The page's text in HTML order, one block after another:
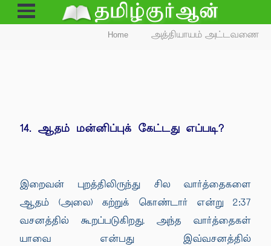
Open
Menu
Home அத்தியாயம் அட்டவணை
14. ஆதம் மன்னிப்புக் கேட்டது எப்படி?
இறைவன் புறத்திலிருந்து சில வார்த்தைகளை
ஆதம் (அலை) கற்றுக் கொண்டார் என்று 2:37
வசனத்தில் கூறப்படுகிறது. அந்த வார்த்தைகள்
யாவை என்பது இவ்வசனத்தில்